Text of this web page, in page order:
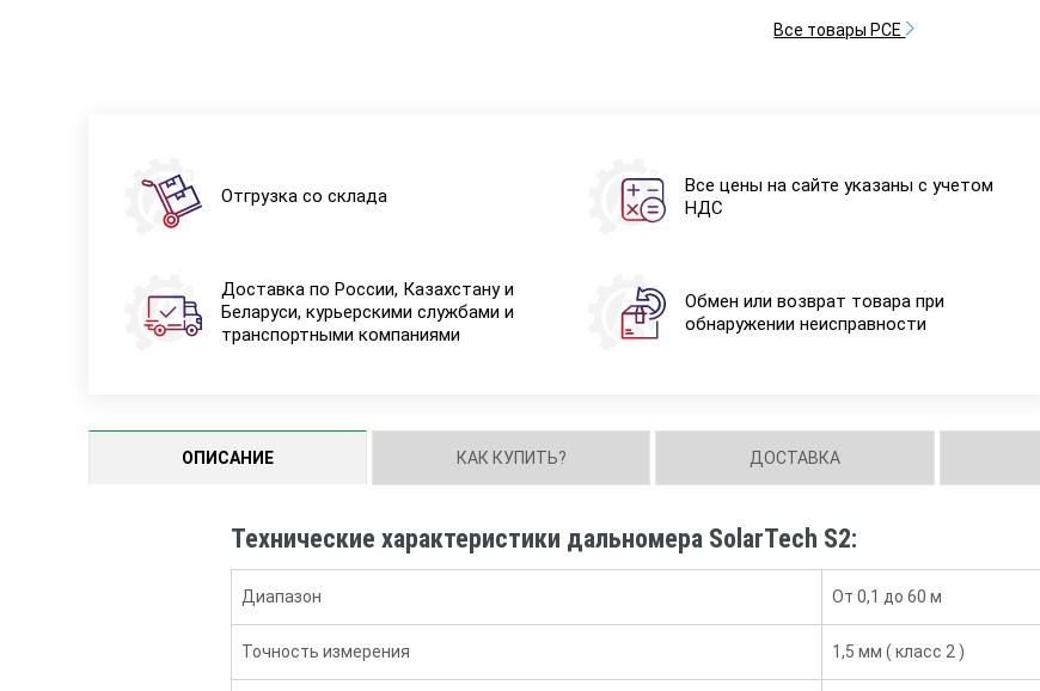
Все товары PCE
Отгрузка со склада
Все цены на сайте указаны с учетом
НДС
Доставка по России, Казахстану и
Беларуси, курьерскими службами и
транспортными компаниями
Обмен или возврат товара при
обнаружении неисправности
ОПИСАНИЕ КАК КУПИТЬ? ДОСТАВКА
Технические характеристики дальномера SolarTech S2:
Диапазон От 0,1 до 60 м
Точность измерения 1,5 мм ( класс 2 )